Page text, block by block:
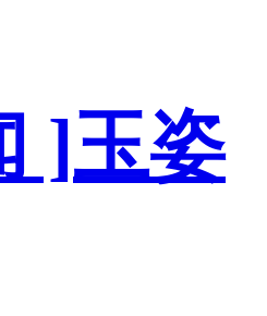
]玉姿